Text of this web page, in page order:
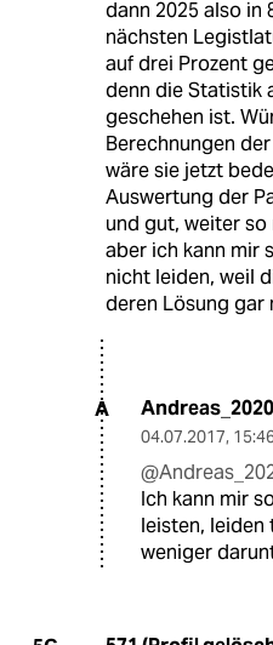
dann 2025 also in
nächsten
auf drei Prozent
denn die Statistik
geschehen ist.
Berechnungen
wäre sie jetzt
Auswertung der
und gut, weiter
aber ich kann mir
nicht leiden, weil
deren Lösung gar
A Andreas_2020
04.07.2017,
Ich kann mir
leisten,
weniger